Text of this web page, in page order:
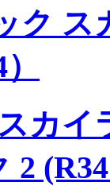
ク ス
カイ
2